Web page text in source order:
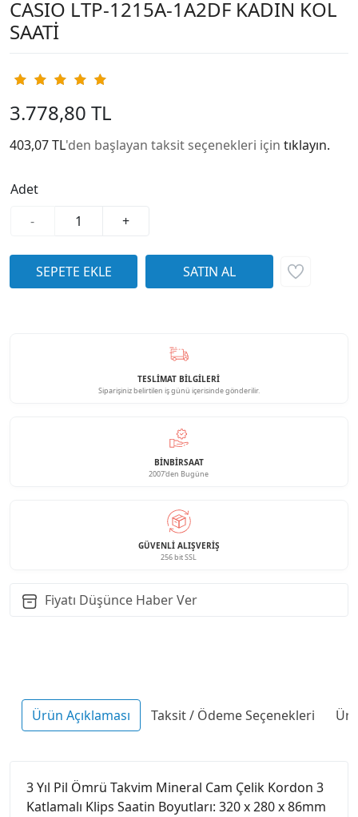
CASIO LTP-1215A-1A2DF KADIN KOL
SAATİ
3.778,80 TL
403,07 TL'den başlayan taksit seçenekleri için tıklayın.
Adet
-
+
TESLİMAT BİLGİLERİ
Siparişiniz belirtilen iş günü içerisinde gönderilir.
BINBIRSAAT
2007'den Bugüne
GÜVENLI ALIŞVERIŞ
256 bit SSL
Fiyatı Düşünce Haber Ver
Ürün Açıklaması Taksit / Ödeme Seçenekleri
3 Yıl Pil Ömrü Takvim Mineral Cam Çelik Kordon 3
Katlamalı Klips Saatin Boyutları: 320 x 280 x 86mm